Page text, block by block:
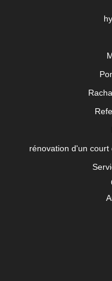
rénovation d'un